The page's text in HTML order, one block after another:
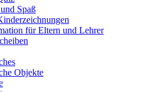
Spaß
für Eltern und Lehrer
Objekte